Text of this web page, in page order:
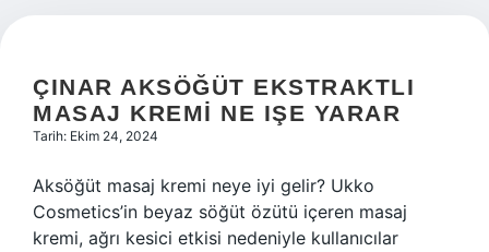
ÇINAR AKSÖĞÜT EKSTRAKTLI
MASAJ KREMI NE IŞE YARAR
Tarih: Ekim 24, 2024
Aksöğüt masaj kremi neye iyi gelir? Ukko
Cosmetics’in beyaz söğüt özütü içeren masaj
kremi, ağrı kesici etkisi nedeniyle kullanıcılar